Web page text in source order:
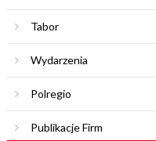
Tabor
Wydarzenia
Polregio
Publikacje Firm